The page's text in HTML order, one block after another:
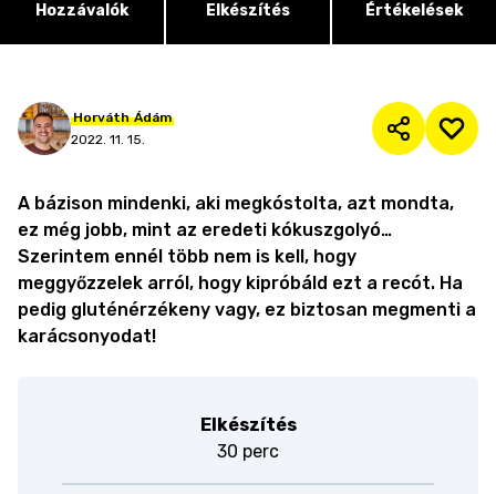
Hozzávalók Elkészítés Értékelések
Horváth Ádám
2022. 11. 15.
A bázison mindenki, aki megkóstolta, azt mondta,
ez még jobb, mint az eredeti kókuszgolyó…
Szerintem ennél több nem is kell, hogy
meggyőzzelek arról, hogy kipróbáld ezt a recót. Ha
pedig gluténérzékeny vagy, ez biztosan megmenti a
karácsonyodat!
Elkészítés
30 perc